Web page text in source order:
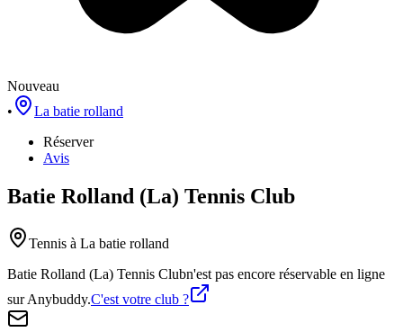
Nouveau
•
La batie rolland
Réserver
Avis
Batie Rolland (La) Tennis Club
Tennis à La batie rolland
Batie Rolland (La) Tennis Clubn'est pas encore réservable en ligne
sur Anybuddy.C'est votre club ?